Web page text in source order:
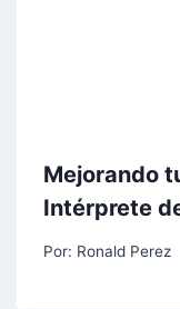
Mejorando
Intérprete
Por: Ronald Perez